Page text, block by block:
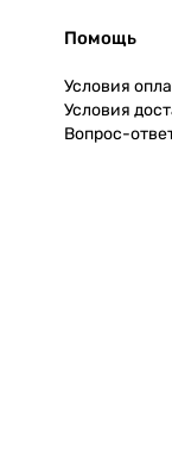
Помощь
Условия
Условия
Вопрос-